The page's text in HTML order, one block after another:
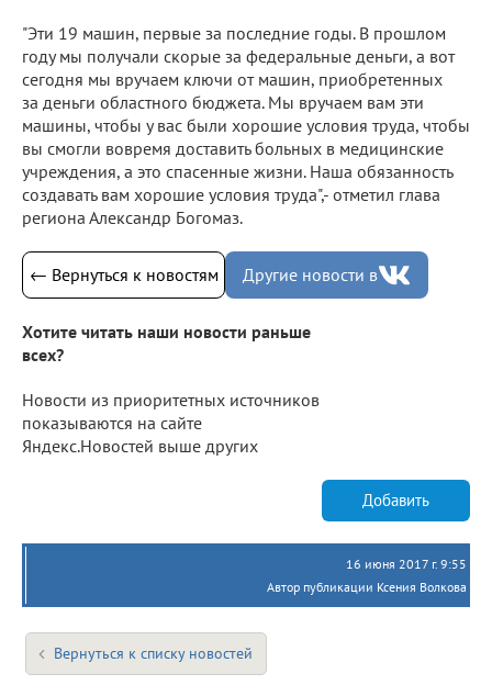
"Эти 19 машин, первые за последние годы. В прошлом
году мы получали скорые за федеральные деньги, а вот
сегодня мы вручаем ключи от машин, приобретенных
за деньги областного бюджета. Мы вручаем вам эти
машины, чтобы у вас были хорошие условия труда, чтобы
вы смогли вовремя доставить больных в медицинские
учреждения, а это спасенные жизни. Наша обязанность
создавать вам хорошие условия труда",- отметил глава
региона Александр Богомаз.
← Вернуться к новостям Другие новости в
Хотите читать наши новости раньше
всех?
Новости из приоритетных источников
показываются на сайте
Яндекс.Новостей выше других
Добавить
16 июня 2017 г. 9:55
Автор публикации Ксения Волкова
Вернуться к списку новостей